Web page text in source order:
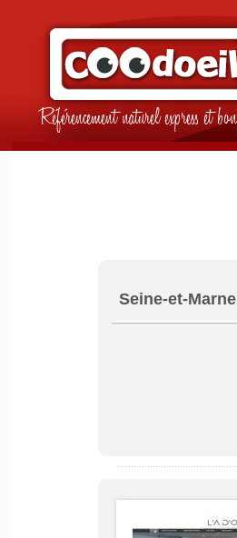
Référencement naturel express et
Seine-et-